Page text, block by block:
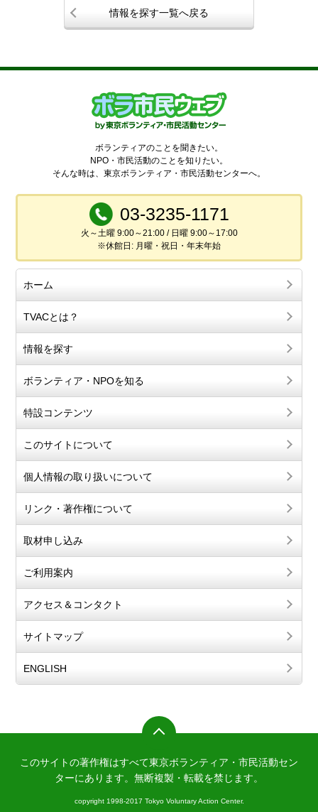
情報を探す一覧へ戻る
ボランティアのことを聞きたい。
NPO・市民活動のことを知りたい。
そんな時は、東京ボランティア・市民活動センターへ。
03-3235-1171
火～土曜 9:00～21:00 / 日曜 9:00～17:00
※休館日: 月曜・祝日・年末年始
ホーム
TVACとは？
情報を探す
ボランティア・NPOを知る
特設コンテンツ
このサイトについて
個人情報の取り扱いについて
リンク・著作権について
取材申し込み
ご利用案内
アクセス＆コンタクト
サイトマップ
ENGLISH
このサイトの著作権はすべて東京ボランティア・市民活動セン
ターにあります。 無断複製・転載を禁じます。
copyright 1998-2017 Tokyo Voluntary Action Center.